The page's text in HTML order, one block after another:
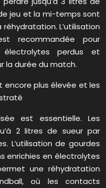
jeu et la mi-temps sont
L’utilisation
recommandée pour
perdus et
la durée du match.
encore plus élevée et les
est essentielle. Les
2 litres de sueur par
L’utilisation de gourdes
enrichies en électrolytes
une réhydratation
où les contacts